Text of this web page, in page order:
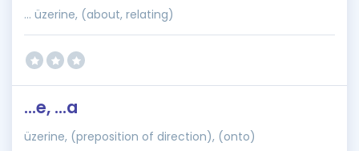
... üzerine, (about, relating)
...e, ...a
üzerine, (preposition of direction), (onto)